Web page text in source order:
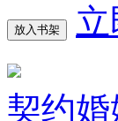
放入书架
契约